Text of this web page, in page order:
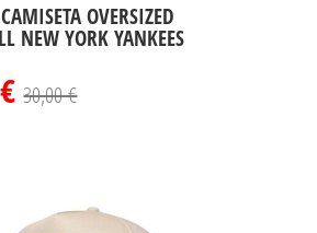
OVERSIZED
NEW YORK YANKEES
30,00 €